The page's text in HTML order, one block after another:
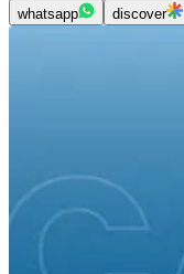
whatsapp discover